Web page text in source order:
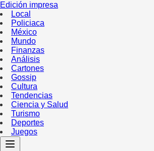
Edición impresa
Local
Policiaca
México
Mundo
Finanzas
Análisis
Cartones
Gossip
Cultura
Tendencias
Ciencia y Salud
Turismo
Deportes
Juegos